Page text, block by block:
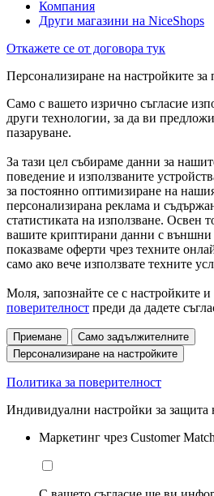
Компания
Други магазини на NiceShops
Откажете се от договора тук
Персонализиране на настройките за
Само с вашето изрично съгласие
други технологии, за да ви
пазаруване.
За тази цел събираме данни за
поведение и използваните
за постоянно оптимизиране на
персонализирана реклама и
статистиката на използване. Освен
вашите криптирани данни с външни
показваме оферти чрез техните
само ако вече използвате техните
Моля, запознайте се с настройките
поверителност преди да дадете
Приемане
Само задължителните
Персонализиране на настройките
Политика за поверителност
Индивидуални настройки за защита
Маркетинг чрез Customer Match